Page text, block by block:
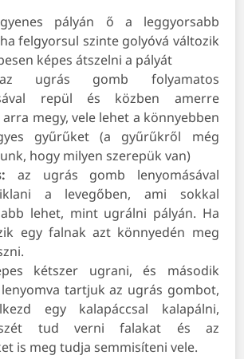
pályán ő a leggyorsabb
felgyorsul szinte golyóvá változik
képes átszelni a pályát
az ugrás gomb folyamatos
repül és közben amerre
megy, vele lehet a könnyebben
gyűrűket (a gyűrűkről még
hogy milyen szerepük van)
az ugrás gomb lenyomásával
a levegőben, ami sokkal
lehet, mint ugrálni pályán. Ha
egy falnak azt könnyedén meg
kétszer ugrani, és második
tartjuk az ugrás gombot,
egy kalapáccsal kalapálni,
tud verni falakat és az
is meg tudja semmisíteni vele.